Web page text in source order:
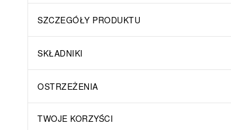
SZCZEGÓŁY PRODUKTU
SKŁADNIKI
OSTRZEŻENIA
TWOJE KORZYŚCI